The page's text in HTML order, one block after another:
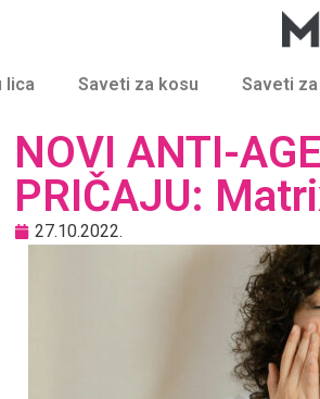
lica Saveti za kosu Saveti
NOVI ANTI-
PRIČAJU:
27.10.2022.